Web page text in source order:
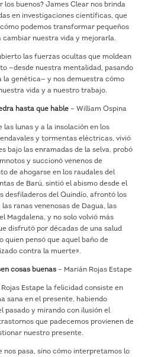
los buenos? James Clear nos brinda
en investigaciones científicas, que
podemos transformar pequeños
cambiar nuestra vida y mejorarla.
las fuerzas ocultas que moldean
—desde nuestra mentalidad, pasando
la genética— y nos demuestra cómo
vida y a nuestro trabajo.
hasta que hable– William Ospina
las lunas y a la insolación en los
y tormentas eléctricas, vivió
bajo las enramadas de la selva, probó
y succionó venenos de
de ahogarse en los raudales del
de Barú, sintió el abismo desde el
desfiladeros del Quindío, afrontó los
ranas venenosas de Dagua, las
Magdalena, y no solo volvió más
disfrutó por décadas de una salud
quien pensó que aquel baño de
contra la muerte».
cosas buenas– Marián Rojas Estape
Estape la felicidad consiste en
sana en el presente, habiendo
pasado y mirando con ilusión el
que padecemos provienen de
nuestro presente.
nos pasa, sino cómo interpretamos lo